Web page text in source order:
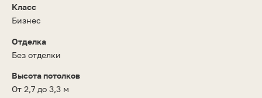
Класс
Бизнес
Отделка
Без отделки
Высота потолков
От 2,7 до 3,3 м